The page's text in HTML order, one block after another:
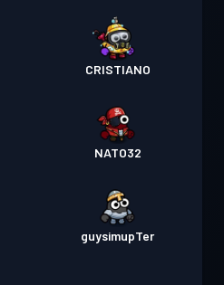
CRISTIANO
NATO32
guysimupTer